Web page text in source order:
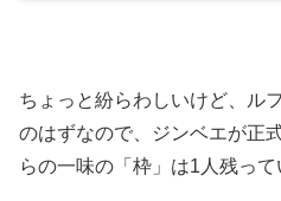
ちょっと紛らわしいけど、ル
のはずなので、ジンベエが正
らの一味の「枠」は1人残って